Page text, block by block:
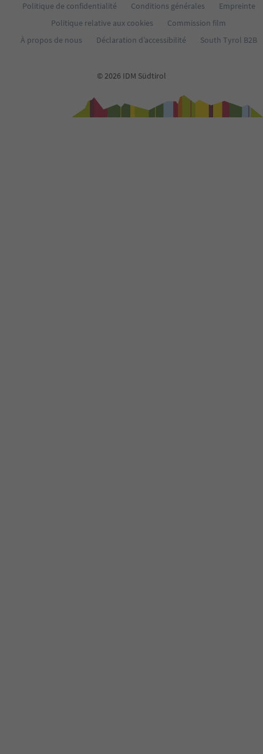
Politique de confidentialité
Conditions générales
Empreinte
Politique relative aux cookies
Commission film
À propos de nous
Déclaration d’accessibilité South Tyrol B2B
© 2026 IDM Südtirol